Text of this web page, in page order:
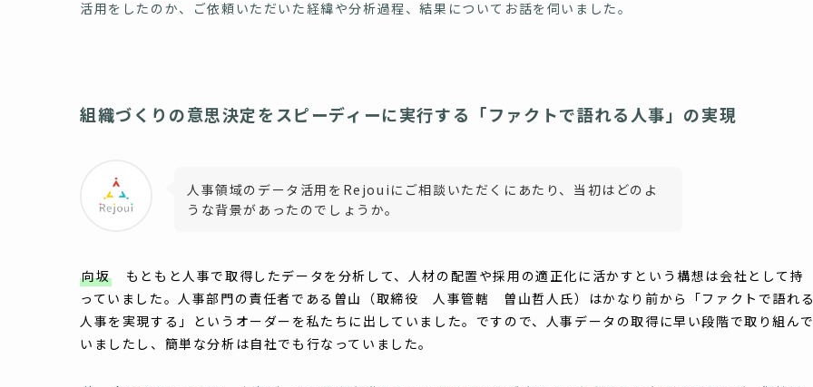
活用をしたのか、ご依頼いただいた経緯や分析過程、結果についてお話を伺いました。
組織づくりの意思決定をスピーディーに実行する「ファクトで語れる人事」の実現
人事領域のデータ活用をRejouiにご相談いただくにあたり、当初はどのよ
うな背景があったのでしょうか。
向坂 もともと人事で取得したデータを分析して、人材の配置や採用の適正化に活かすという構想は会社として持
っていました。人事部門の責任者である曽山（取締役 人事管轄 曽山哲人氏）はかなり前から「ファクトで語れ
人事を実現する」というオーダーを私たちに出していました。ですので、人事データの取得に早い段階で取り組ん
いましたし、簡単な分析は自社でも行なっていました。